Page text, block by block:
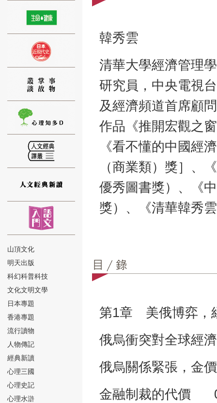
⑫
⑬
⑭
山頂文化
明天出版
科幻科普科技
文化文明文學
日本專題
香港專題
流行讀物
人物傳記
經典新讀
心理三國
心理史記
心理水滸
韓秀雲
清華大學經濟管理
研究員，中央電視
及經濟頻道首席顧
作品《推開宏觀之
《看不懂的中國經
（商業類）獎］、
優秀圖書獎）、《
獎）、《清華韓秀
第1章 美俄博弈，
俄烏衝突對全球
俄烏關係緊張，
金融制裁的代價